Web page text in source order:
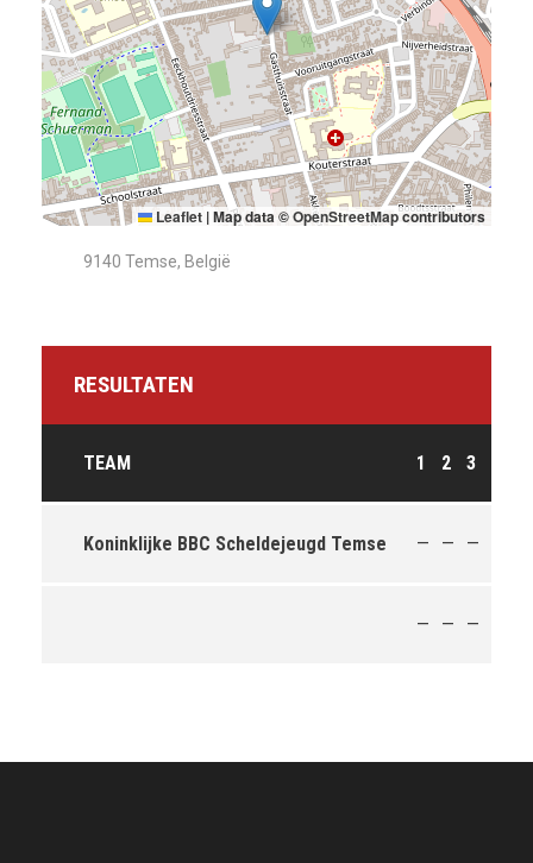
Leaflet |Map data ©OpenStreetMapcontributors
9140 Temse, België
RESULTATEN
TEAM 1 2 3
Koninklijke BBC Scheldejeugd Temse — — —
— — —